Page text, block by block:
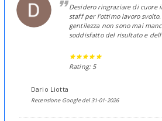
Desidero ringraziare di cuore
staff per l’ottimo lavoro
gentilezza non sono mai
soddisfatto del risultato e
Rating: 5
Dario Liotta
Recensione Google del 31-01-2026